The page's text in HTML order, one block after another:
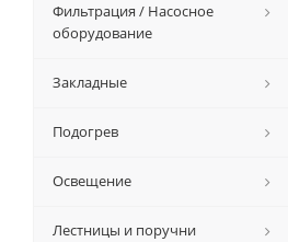
Фильтрация / Насосное
оборудование
Закладные
Подогрев
Освещение
Лестницы и поручни